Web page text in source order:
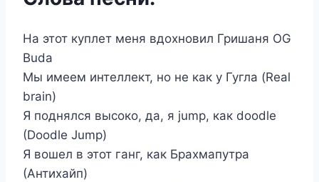
На этот куплет меня вдохновил Гришаня OG
Buda
Мы имеем интеллект, но не как у Гугла (Real
brain)
Я поднялся высоко, да, я jump, как doodle
(Doodle Jump)
Я вошел в этот ганг, как Брахмапутра
(Антихайп)